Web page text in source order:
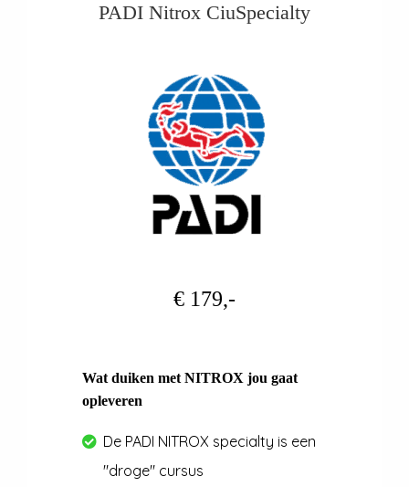
PADI Nitrox CiuSpecialty
€ 179,-
Wat duiken met NITROX jou gaat
opleveren
De PADI NITROX specialty is een
"droge" cursus